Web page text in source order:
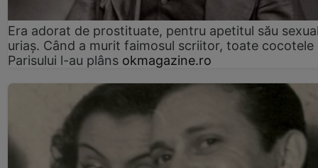
Era adorat de prostituate, pentru apetitul său
uriaș. Când a murit faimosul scriitor, toate cocotele
Parisului l-au plâns okmagazine.ro